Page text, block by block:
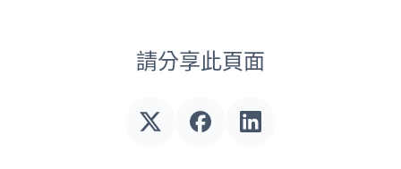
請分享此頁面